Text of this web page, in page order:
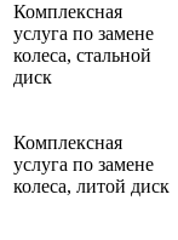
Комплексная
услуга по замене
колеса, стальной
диск
Комплексная
услуга по замене
колеса, литой диск